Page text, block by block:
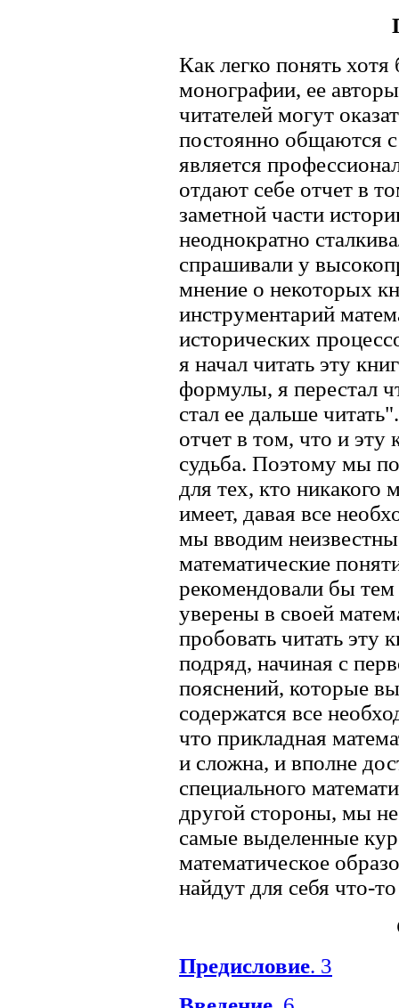
Как легко понять
монографии, ее
читателей могут
постоянно общаются
является
отдают себе отчет в
заметной части
неоднократно
спрашивали у
мнение о некоторых
инструментарий
исторических
я начал читать эту
формулы, я перестал
стал ее дальше
отчет в том, что и эту
судьба. Поэтому мы
для тех, кто никакого
имеет, давая все
мы вводим
математические
рекомендовали бы
уверены в своей
пробовать читать эту
подряд, начиная с
пояснений, которые
содержатся все
что прикладная
и сложна, и вполне
специального
другой стороны, мы
самые выделенные
математическое
найдут для себя что-
Предисловие. 3